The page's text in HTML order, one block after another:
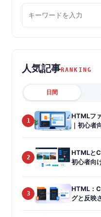
を
検
索
人気記事RANKING
日間
1
HTMLフ
｜初心者
2
HTMLと
初心者向
3
HTML：
グと反映